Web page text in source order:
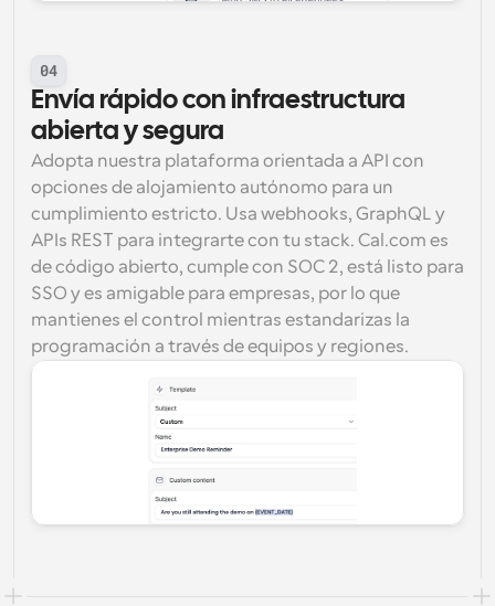
04
Envía rápido con infraestructura
abierta y segura
Adopta nuestra plataforma orientada a API con
opciones de alojamiento autónomo para un
cumplimiento estricto. Usa webhooks, GraphQL y
APIs REST para integrarte con tu stack. Cal.com es
de código abierto, cumple con SOC 2, está listo para
SSO y es amigable para empresas, por lo que
mantienes el control mientras estandarizas la
programación a través de equipos y regiones.